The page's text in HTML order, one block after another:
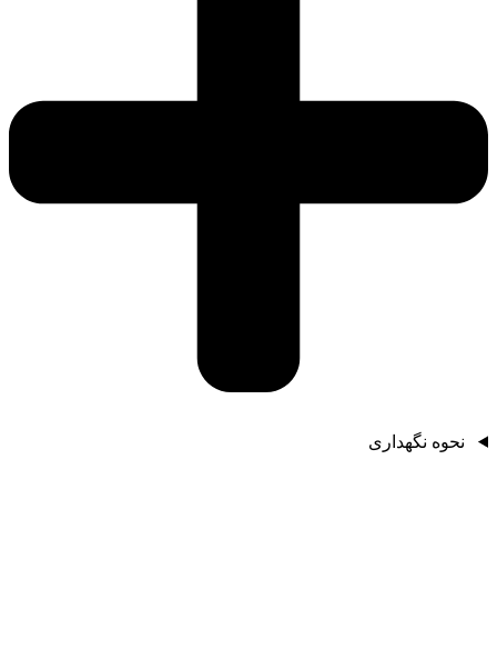
نحوه نگهداری